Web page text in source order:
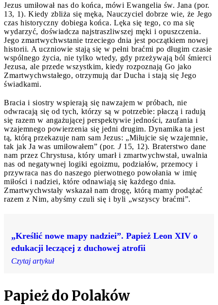
Jezus umiłował nas do końca, mówi Ewangelia św. Jana (por.
13, 1). Kiedy zbliża się męka, Nauczyciel dobrze wie, że Jego
czas historyczny dobiega końca. Lęka się tego, co ma się
wydarzyć, doświadcza najstraszliwszej męki i opuszczenia.
Jego zmartwychwstanie trzeciego dnia jest początkiem nowej
historii. A uczniowie stają się w pełni braćmi po długim czasie
wspólnego życia, nie tylko wtedy, gdy przeżywają ból śmierci
Jezusa, ale przede wszystkim, kiedy rozpoznają Go jako
Zmartwychwstałego, otrzymują dar Ducha i stają się Jego
świadkami.
Bracia i siostry wspierają się nawzajem w próbach, nie
odwracają się od tych, którzy są w potrzebie: płaczą i radują
się razem w angażującej perspektywie jedności, zaufania i
wzajemnego powierzenia się jedni drugim. Dynamika ta jest
tą, którą przekazuje nam sam Jezus: „Miłujcie się wzajemnie,
tak jak Ja was umiłowałem” (por. J15, 12). Braterstwo dane
nam przez Chrystusa, który umarł i zmartwychwstał, uwalnia
nas od negatywnej logiki egoizmu, podziałów, przemocy i
przywraca nas do naszego pierwotnego powołania w imię
miłości i nadziei, które odnawiają się każdego dnia.
Zmartwychwstały wskazał nam drogę, którą mamy podążać
razem z Nim, abyśmy czuli się i byli „wszyscy braćmi”.
„Kreślić nowe mapy nadziei”. Papież Leon XIV o
edukacji leczącej z duchowej atrofii
Czytaj artykuł
Papież do Polaków